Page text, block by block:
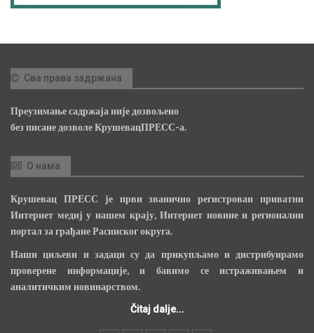
Сва права задржана
Преузимање садржаја није дозвољено
без писане дозволе КрушевацПРЕСС-а.
О нама
Крушевац ПРЕСС је први званично регистрован приватни
Интернет медиј у нашем крају, Интернет новине и регионални
портал за грађане Расинског округа.
Наши циљеви и задаци су да прикупљамо и дистрибуирамо
проверене информације, и бавимо се истраживањем и
аналитичким новинарством.
Čitaj dalje...